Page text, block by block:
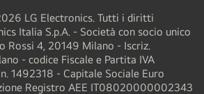
LG Electronics. Tutti i diritti
Italia S.p.A. - Società con socio unico
Rossi 4, 20149 Milano - Iscriz.
- codice Fiscale e Partita IVA
1492318 - Capitale Sociale Euro
Registro AEE IT08020000002343​